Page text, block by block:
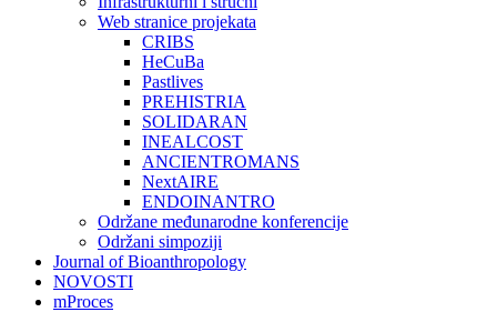
Web stranice projekata
CRIBS
HeCuBa
Pastlives
PREHISTRIA
SOLIDARAN
INEALCOST
ANCIENTROMANS
NextAIRE
ENDOINANTRO
Održane međunarodne konferencije
Održani simpoziji
Journal of Bioanthropology
NOVOSTI
mProces